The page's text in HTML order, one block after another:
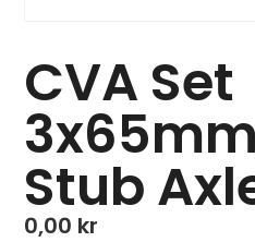
CVA Set
Stub
0,00 kr